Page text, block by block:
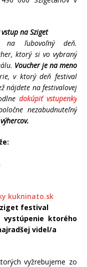
na Sziget
na ľubovoľný deň.
ktorý si vo vybraný
Voucher je na meno
v ktorý deň festival
nájdete na festivalovej
dokúpiť vstupenky
nezabudnuteľný
kukninato.sk
festival
vystúpenie ktorého
videl/a
vyžrebujeme zo